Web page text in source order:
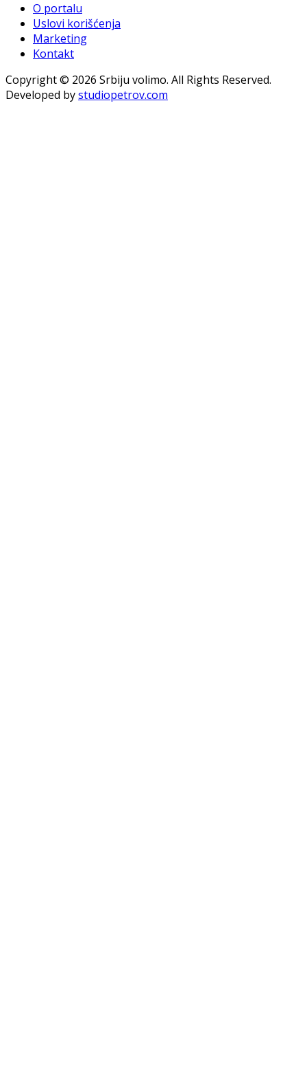
O portalu
Uslovi korišćenja
Marketing
Kontakt
Copyright © 2026 Srbiju volimo. All Rights Reserved.
Developed bystudiopetrov.com